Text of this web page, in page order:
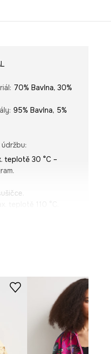
: 70% Bavlna, 30%
: 95% Bavlna, 5%
:
teplotě 30 °C –
s kapucí
se sníženou linií